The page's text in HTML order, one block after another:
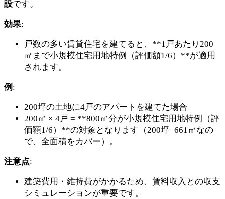
設です。
効果:
戸数の多い賃貸住宅を建てると、**1戸あたり200
㎡まで小規模住宅用地特例（評価額1/6）**が適用
されます。
例 :
200坪の土地に4戸のアパートを建てた場合
200㎡ × 4戸 = **800㎡分が小規模住宅用地特例（評
価額1/6）**の対象となります（200坪=661㎡なの
で、全面積をカバー）。
注意点:
建築費用・維持費がかかるため、賃料収入との収支
シミュレーションが重要です。